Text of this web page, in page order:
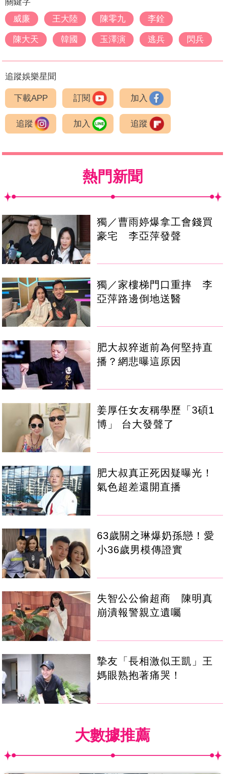
關鍵字
威廉
王大陸 陳零九 李銓
陳大天 韓國 玉澤演 逃兵 閃兵
追蹤娛樂星聞
下載APP 訂閱 加入
追蹤 加入 追蹤
熱門新聞
獨／曹雨婷爆拿工會錢買
豪宅 李亞萍發聲
獨／家樓梯門口重摔 李
亞萍路邊倒地送醫
肥大叔猝逝前為何堅持直
播？網悲曝這原因
姜厚任女友稱學歷「3碩1
博」 台大發聲了
肥大叔真正死因疑曝光！
氣色超差還開直播
63歲關之琳爆奶孫戀！愛
小36歲男模傳證實
失智公公偷超商 陳明真
崩潰報警親立遺囑
摯友「長相激似王凱」王
媽眼熟抱著痛哭！
大數據推薦